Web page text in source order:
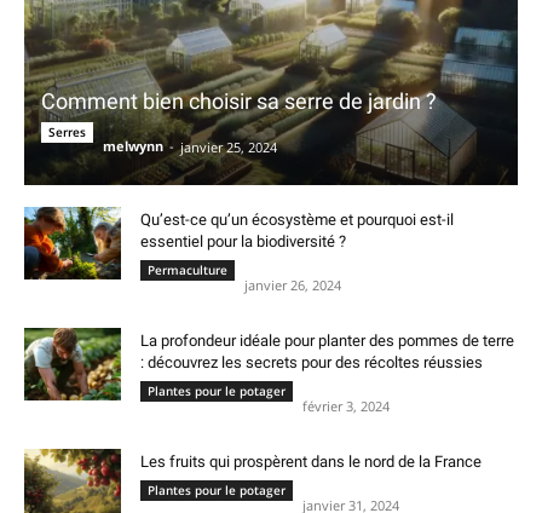
Comment bien choisir sa serre de jardin ?
Serres
melwynn - janvier 25, 2024
Qu’est-ce qu’un écosystème et pourquoi est-il
essentiel pour la biodiversité ?
Permaculture
janvier 26, 2024
La profondeur idéale pour planter des pommes de terre
: découvrez les secrets pour des récoltes réussies
Plantes pour le potager
février 3, 2024
Les fruits qui prospèrent dans le nord de la France
Plantes pour le potager
janvier 31, 2024